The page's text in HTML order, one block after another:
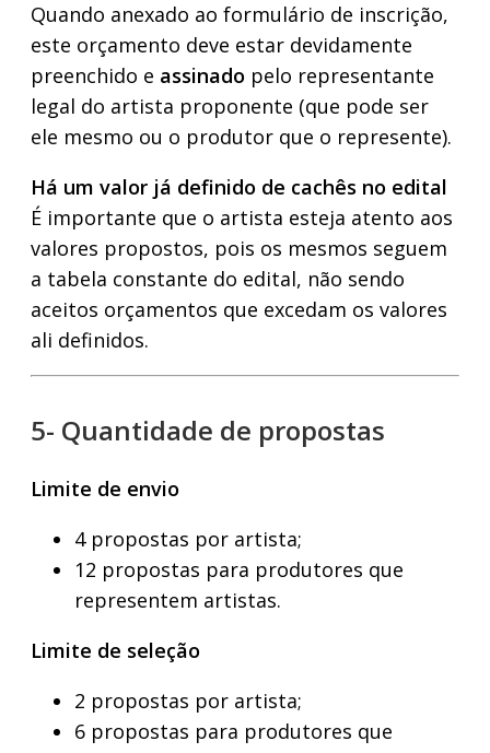
Quando anexado ao formulário de inscrição,
este orçamento deve estar devidamente
preenchido e assinado pelo representante
legal do artista proponente (que pode ser
ele mesmo ou o produtor que o represente).
Há um valor já definido de cachês no edital
É importante que o artista esteja atento aos
valores propostos, pois os mesmos seguem
a tabela constante do edital, não sendo
aceitos orçamentos que excedam os valores
ali definidos.
5- Quantidade de propostas
Limite de envio
4 propostas por artista;
12 propostas para produtores que
representem artistas.
Limite de seleção
2 propostas por artista;
6 propostas para produtores que